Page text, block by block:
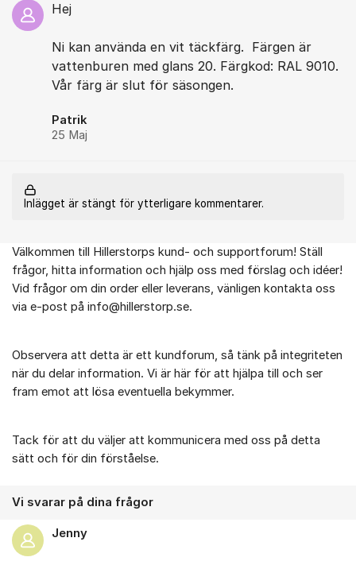
Hej
Ni kan använda en vit täckfärg. Färgen är
vattenburen med glans 20. Färgkod: RAL 9010.
Vår färg är slut för säsongen.
Patrik
25 Maj
Inlägget är stängt för ytterligare kommentarer.
Om forumet
Välkommen till Hillerstorps kund- och supportforum! Ställ
frågor, hitta information och hjälp oss med förslag och idéer!
Vid frågor om din order eller leverans, vänligen kontakta oss
via e-post på info@hillerstorp.se.
Observera att detta är ett kundforum, så tänk på integriteten
när du delar information. Vi är här för att hjälpa till och ser
fram emot att lösa eventuella bekymmer.
Tack för att du väljer att kommunicera med oss på detta
sätt och för din förståelse.
Vi svarar på dina frågor
Jenny